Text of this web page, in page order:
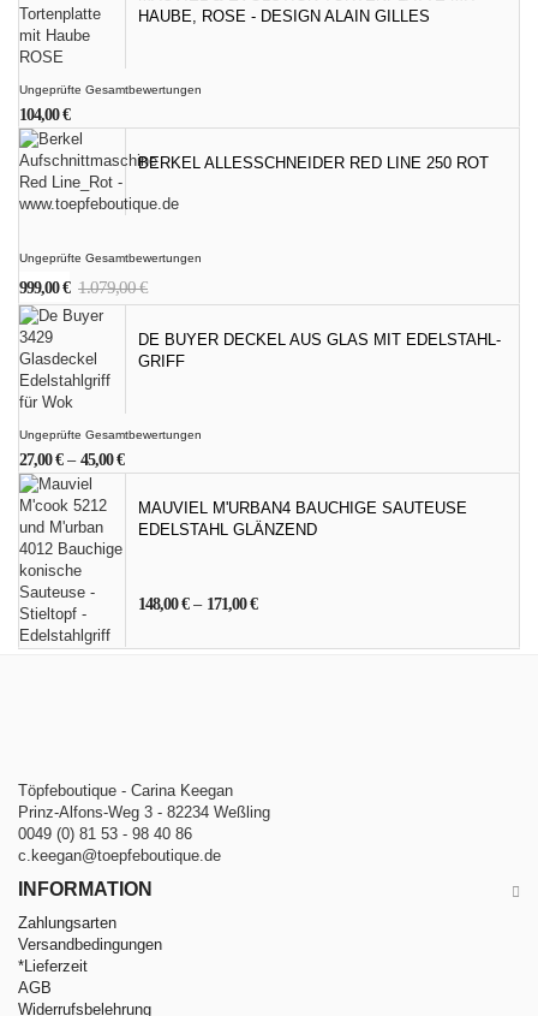
HAUBE, ROSE - DESIGN ALAIN GILLES
Ungeprüfte Gesamtbewertungen
104,00€
BERKEL ALLESSCHNEIDER RED LINE 250 ROT
Ungeprüfte Gesamtbewertungen
1.079,00€Ursprünglicher
Preis
1.079,00 €
999,00€
Aktueller
Preis
999,00 €.
DE BUYER DECKEL AUS GLAS MIT EDELSTAHL-
GRIFF
Ungeprüfte Gesamtbewertungen
27,00€– 45,00€
MAUVIEL M'URBAN4 BAUCHIGE SAUTEUSE
EDELSTAHL GLÄNZEND
148,00€– 171,00€
Töpfeboutique - Carina Keegan
Prinz-Alfons-Weg 3 - 82234 Weßling
0049 (0) 81 53 - 98 40 86
c.keegan@toepfeboutique.de
INFORMATION
Zahlungsarten
Versandbedingungen
*Lieferzeit
AGB
Widerrufsbelehrung